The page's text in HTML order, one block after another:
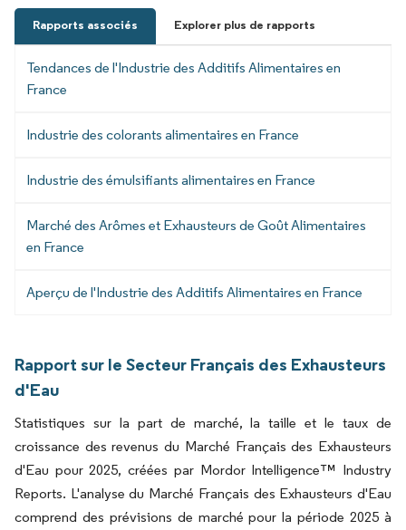
Rapports associés Explorer plus de rapports
Tendances de l'Industrie des Additifs Alimentaires en
France
Industrie des colorants alimentaires en France
Industrie des émulsifiants alimentaires en France
Marché des Arômes et Exhausteurs de Goût Alimentaires
en France
Aperçu de l'Industrie des Additifs Alimentaires en France
Rapport sur le Secteur Français des Exhausteurs
d'Eau
Statistiques sur la part de marché, la taille et le taux de
croissance des revenus du Marché Français des Exhausteurs
d'Eau pour 2025, créées par Mordor Intelligence™ Industry
Reports. L'analyse du Marché Français des Exhausteurs d'Eau
comprend des prévisions de marché pour la période 2025 à